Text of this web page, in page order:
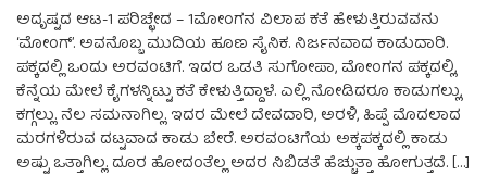
ಅದೃಷ್ಟದ ಆಟ-1 ಪರಿಚ್ಛೇದ – 1ಮೋಂಗನ ವಿಲಾಪ ಕತೆ ಹೇಳುತ್ತಿರುವವನು
‘ಮೋಂಗ್’. ಅವನೊಬ್ಬ ಮುದಿಯ ಹೂಣ ಸೈನಿಕ. ನಿರ್ಜನವಾದ ಕಾಡುದಾರಿ.
ಪಕ್ಕದಲ್ಲಿ ಒಂದು ಅರವಂಟಿಗೆ. ಇದರ ಒಡತಿ ಸುಗೋಪಾ, ಮೋಂಗನ ಪಕ್ಕದಲ್ಲಿ,
ಕೆನ್ನೆಯ ಮೇಲೆ ಕೈಗಳನ್ನಿಟ್ಟು ಕತೆ ಕೇಳುತ್ತಿದ್ದಾಳೆ. ಎಲ್ಲಿ ನೋಡಿದರೂ ಕಾಡುಗಲ್ಲು,
ಕಗ್ಗಲ್ಲು. ನೆಲ ಸಮನಾಗಿಲ್ಲ. ಇದರ ಮೇಲೆ ದೇವದಾರಿ, ಅರಳಿ, ಹಿಪ್ಪೆ ಮೊದಲಾದ
ಮರಗಳಿರುವ ದಟ್ಟವಾದ ಕಾಡು ಬೇರೆ. ಅರವಂಟಿಗೆಯ ಅಕ್ಕಪಕ್ಕದಲ್ಲಿ ಕಾಡು
ಅಷ್ಟು ಒತ್ತಾಗಿಲ್ಲ. ದೂರ ಹೋದಂತೆಲ್ಲ ಅದರ ನಿಬಿಡತೆ ಹೆಚ್ಚುತ್ತಾ ಹೋಗುತ್ತದೆ. […]